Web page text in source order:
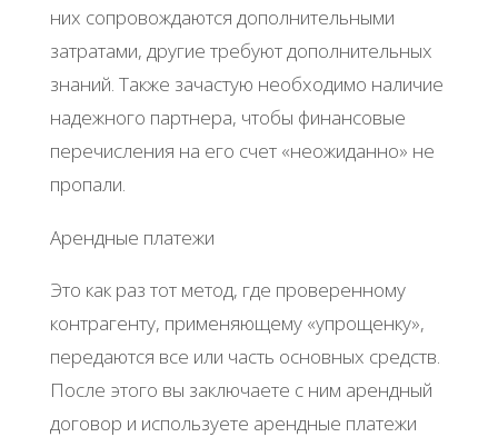
них сопровождаются дополнительными
затратами, другие требуют дополнительных
знаний. Также зачастую необходимо наличие
надежного партнера, чтобы финансовые
перечисления на его счет «неожиданно» не
пропали.
Арендные платежи
Это как раз тот метод, где проверенному
контрагенту, применяющему «упрощенку»,
передаются все или часть основных средств.
После этого вы заключаете с ним арендный
договор и используете арендные платежи